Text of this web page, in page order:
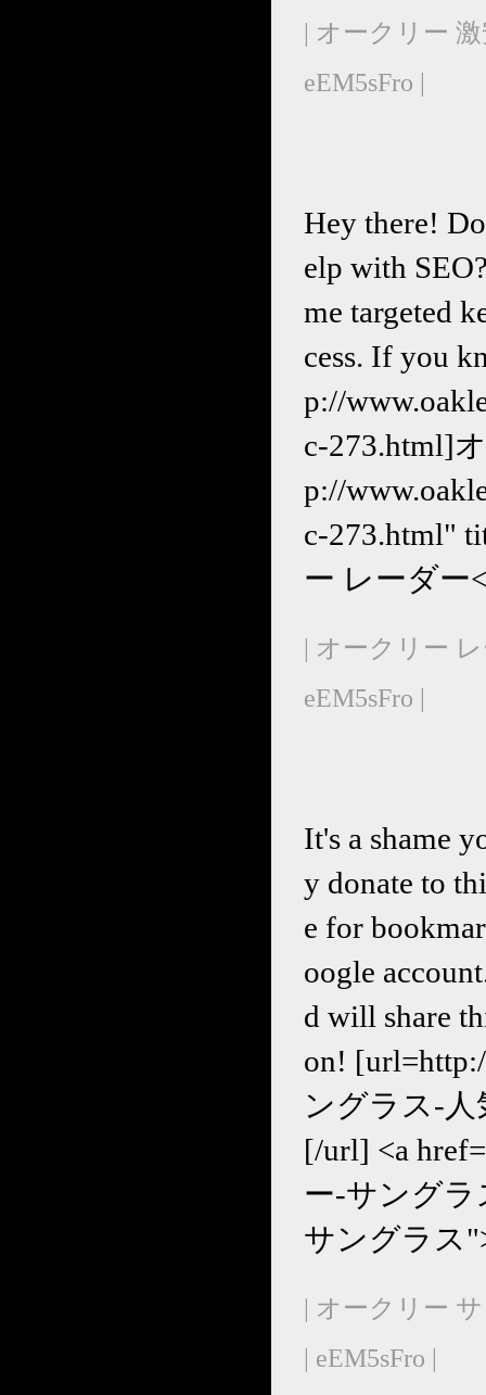
| オークリー
eEM5sFro |
Hey there!
elp with
me targeted
cess. If you
p://
c-273.html]
p://
c-273.html"
ー レーダー
| オークリー
eEM5sFro |
It's a shame
y donate to
e for
oogle
d will share
on!
ングラス-人
[/url] <a
ー-サングラ
サングラス
| オークリー
| eEM5sFro |